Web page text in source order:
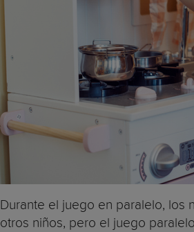
Durante el juego en paralelo, los
otros niños, pero el juego